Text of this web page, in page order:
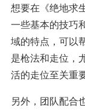
想要在《绝地求
一些基本的技巧
域的特点，可以
是枪法和走位，
活的走位至关重要
另外，团队配合